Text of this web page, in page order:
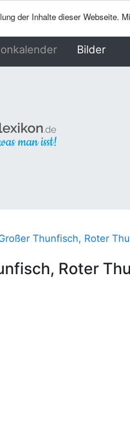
der Inhalte dieser Webseite.
Bilder
Thunfisch, Roter
Roter